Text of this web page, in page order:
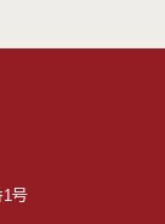
号